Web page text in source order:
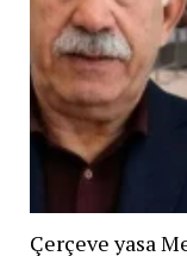
Çerçeve yasa